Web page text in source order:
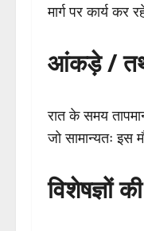
मार्ग पर कार्य कर
आंकड़े /
रात के समय
जो सामान्यतः इस
विशेषज्ञों